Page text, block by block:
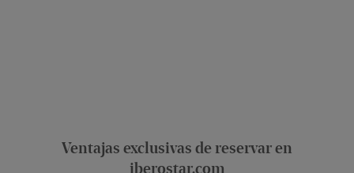
Ventajas exclusivas de reservar en